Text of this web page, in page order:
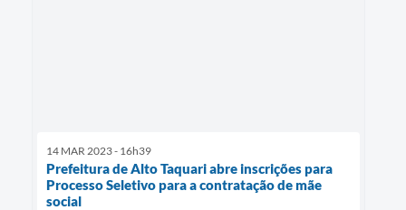
14 MAR 2023 - 16h39
Prefeitura de Alto Taquari abre inscrições para
Processo Seletivo para a contratação de mãe
social